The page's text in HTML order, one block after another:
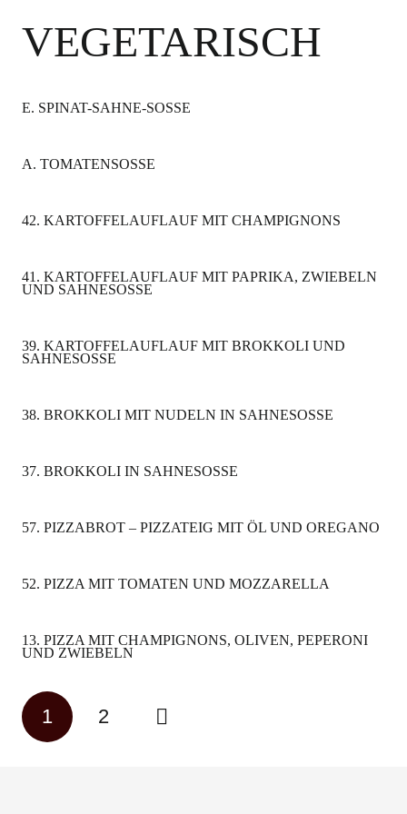
VEGETARISCH
E. SPINAT-SAHNE-SOSSE
A. TOMATENSOSSE
42. KARTOFFELAUFLAUF MIT CHAMPIGNONS
41. KARTOFFELAUFLAUF MIT PAPRIKA, ZWIEBELN
UND SAHNESOSSE
39. KARTOFFELAUFLAUF MIT BROKKOLI UND
SAHNESOSSE
38. BROKKOLI MIT NUDELN IN SAHNESOSSE
37. BROKKOLI IN SAHNESOSSE
57. PIZZABROT – PIZZATEIG MIT ÖL UND OREGANO
52. PIZZA MIT TOMATEN UND MOZZARELLA
13. PIZZA MIT CHAMPIGNONS, OLIVEN, PEPERONI
UND ZWIEBELN
1 2